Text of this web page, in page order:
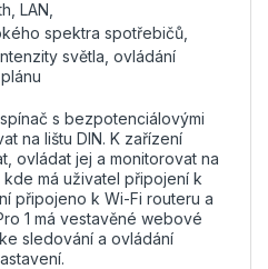
LAN,
spektra spotřebičů,
světla, ovládání
s bezpotenciálovými
na lištu DIN. K zařízení
ovládat jej a monitorovat na
má uživatel připojení k
připojeno k Wi-Fi routeru a
1 má vestavěné webové
sledování a ovládání